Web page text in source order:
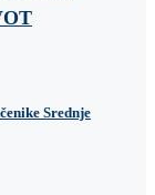
Srednje